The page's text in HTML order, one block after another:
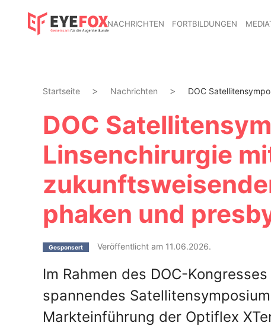
NACHRICHTEN FORTBILDUNGEN
Startseite Nachrichten DOC
DOC
Linsenchirurgie
phaken und
Gesponsert Veröffentlicht am 11.06.2026.
Im Rahmen des DOC-
spannendes
Markteinführung der Optiflex